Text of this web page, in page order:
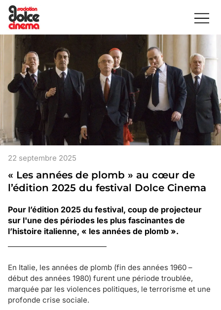
22 septembre 2025
« Les années de plomb » au cœur de
l’édition 2025 du festival Dolce Cinema
Pour l’édition 2025 du festival, coup de projecteur
sur l'une des périodes les plus fascinantes de
l’histoire italienne, « les années de plomb ».
En Italie, les années de plomb (fin des années 1960 –
début des années 1980) furent une période troublée,
marquée par les violences politiques, le terrorisme et une
profonde crise sociale.